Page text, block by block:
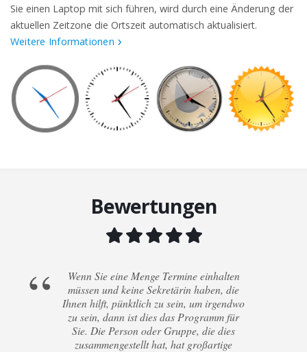
Sie einen Laptop mit sich führen, wird durch eine Änderung der
aktuellen Zeitzone die Ortszeit automatisch aktualisiert.
Weitere Informationen
Bewertungen
Wenn Sie eine Menge Termine einhalten
müssen und keine Sekretärin haben, die
Ihnen hilft, pünktlich zu sein, um irgendwo
zu sein, dann ist dies das Programm für
Sie. Die Person oder Gruppe, die dies
zusammengestellt hat, hat großartige